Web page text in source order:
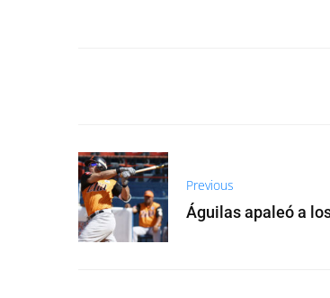
Previous
Águilas apaleó a